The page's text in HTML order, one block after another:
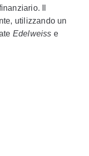
Il
utilizzando un
Edelweiss e